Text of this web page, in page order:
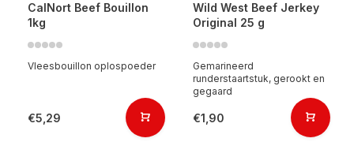
CalNort Beef Bouillon
1kg
Vleesbouillon oplospoeder
€5,29
Wild West Beef Jerkey
Original 25 g
Gemarineerd
runderstaartstuk, gerookt en
gegaard
€1,90